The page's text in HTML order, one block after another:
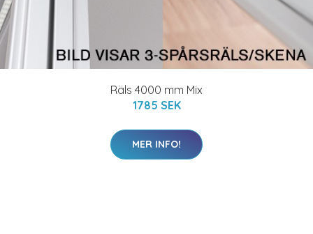
Räls 4000 mm Mix
1785 SEK
MER INFO!